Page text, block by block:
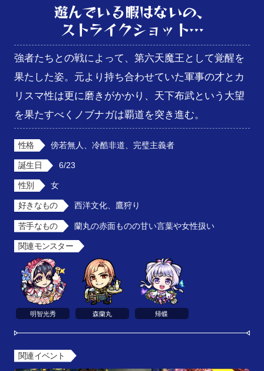
遊んでいる暇はないの、
ストライクショット…
強者たちとの戦によって、第六天魔王として覚醒を
果たした姿。元より持ち合わせていた軍事の才とカ
リスマ性は更に磨きがかかり、天下布武という大望
を果たすべくノブナガは覇道を突き進む。
性格 傍若無人、冷酷非道、完璧主義者
誕生日 6/23
性別 女
好きなもの 西洋文化、鷹狩り
苦手なもの 蘭丸の赤面ものの甘い言葉や女性扱い
関連モンスター
明智光秀 森蘭丸 帰蝶
関連イベント